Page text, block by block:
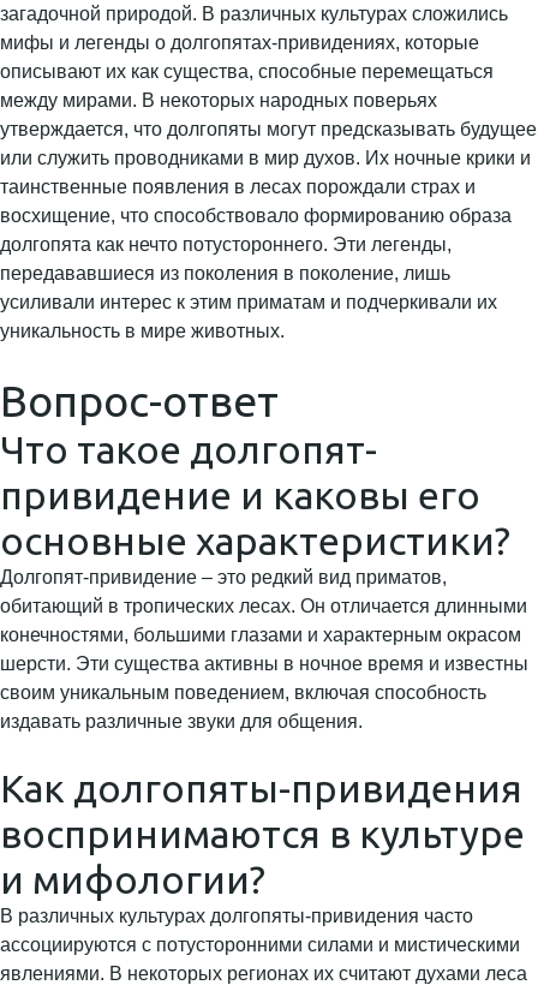
загадочной природой. В различных культурах сложились
мифы и легенды о долгопятах-привидениях, которые
описывают их как существа, способные перемещаться
между мирами. В некоторых народных поверьях
утверждается, что долгопяты могут предсказывать будущее
или служить проводниками в мир духов. Их ночные крики и
таинственные появления в лесах порождали страх и
восхищение, что способствовало формированию образа
долгопята как нечто потустороннего. Эти легенды,
передававшиеся из поколения в поколение, лишь
усиливали интерес к этим приматам и подчеркивали их
уникальность в мире животных.
Вопрос-ответ
Что такое долгопят-
привидение и каковы его
основные характеристики?
Долгопят-привидение – это редкий вид приматов,
обитающий в тропических лесах. Он отличается длинными
конечностями, большими глазами и характерным окрасом
шерсти. Эти существа активны в ночное время и известны
своим уникальным поведением, включая способность
издавать различные звуки для общения.
Как долгопяты-привидения
воспринимаются в культуре
и мифологии?
В различных культурах долгопяты-привидения часто
ассоциируются с потусторонними силами и мистическими
явлениями. В некоторых регионах их считают духами леса